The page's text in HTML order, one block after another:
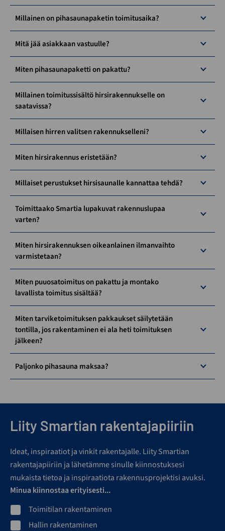
Millainen on pihasaunapaketin toimitusaika?
Mitä jää asiakkaan vastuulle?
Miten pihasaunapaketti on pakattu?
Millainen toimitussisältö hirsirakennukselle on
saatavissa?
Millaisen hirren valitsen rakennukselleni?
Miten hirsirakennus eristetään?
Millaiset perustukset hirsisaunalle kannattaa tehdä?
Toimittaako Smartia lupakuvat rakennuslupaa
varten?
Miten hirsirakennuksen oikeanlainen ilmanvaihto
varmistetaan?
Miten puuosatoimitus on pakattu ja montako
lavallista toimitus sisältää?
Miten tarviketoimituksen pakkaukset säilytetään
tontilla, jos rakentaminen ei ala heti toimituksen
jälkeen?
Paljonko pihasauna maksaa?
Liity Smartian rakentajapiiriin
Ideat, inspiraatiot ja vinkit rakentajalle. Liity Smartian
rakentajapiiriin ja lähetämme sinulle kiinnostuksesi
mukaista tietoa ja inspiraatiota rakennusprojektisi avuksi.
Minua kiinnostaa erityisesti...
Toimitilan rakentaminen
Hallin rakentaminen